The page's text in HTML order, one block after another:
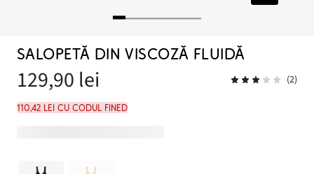
SALOPETĂ DIN VISCOZĂ FLUIDĂ
129,90 lei (2)
110,42 lei cu codul FINED